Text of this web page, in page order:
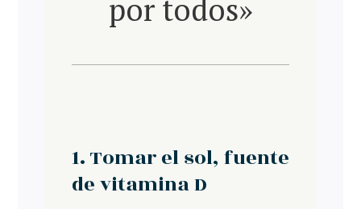
por todos»
1. Tomar el sol, fuente
de vitamina D